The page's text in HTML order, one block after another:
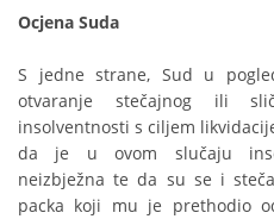
Ocjena Suda
S jedne strane, Sud u
otvaranje stečajnog ili
insolventnosti s ciljem
da je u ovom slučaju
neizbježna te da su se i
packa koji mu je prethodio